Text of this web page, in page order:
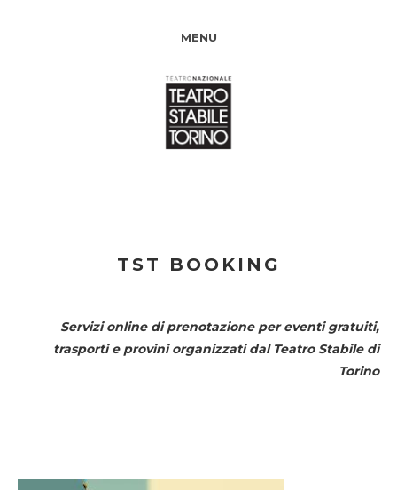
MENU
TST BOOKING
Servizi online di prenotazione per eventi gratuiti,
trasporti e provini organizzati dal Teatro Stabile di
Torino